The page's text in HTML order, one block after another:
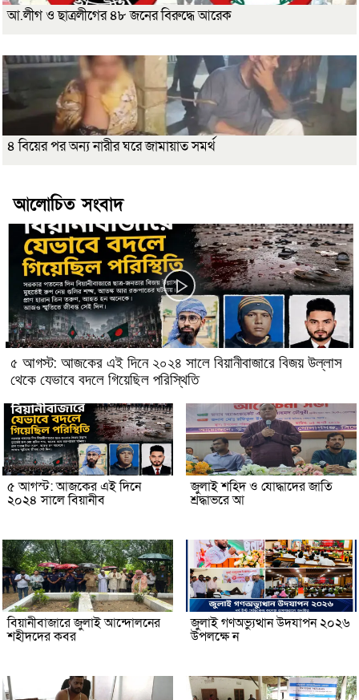
আ.লীগ ও ছাত্রলীগের ৪৮ জনের বিরুদ্ধে আরেক
৪ বিয়ের পর অন্য নারীর ঘরে জামায়াত সমর্থ
আলোচিত সংবাদ
৫ আগস্ট: আজকের এই দিনে ২০২৪ সালে বিয়ানীবাজারে বিজয় উল্লাস
থেকে যেভাবে বদলে গিয়েছিল পরিস্থিতি
৫ আগস্ট: আজকের এই দিনে
২০২৪ সালে বিয়ানীব
জুলাই শহিদ ও যোদ্ধাদের জাতি
শ্রদ্ধাভরে আ
বিয়ানীবাজারে জুলাই আন্দোলনের
শহীদদের কবর
জুলাই গণঅভ্যুত্থান উদযাপন ২০২৬
উপলক্ষে ন